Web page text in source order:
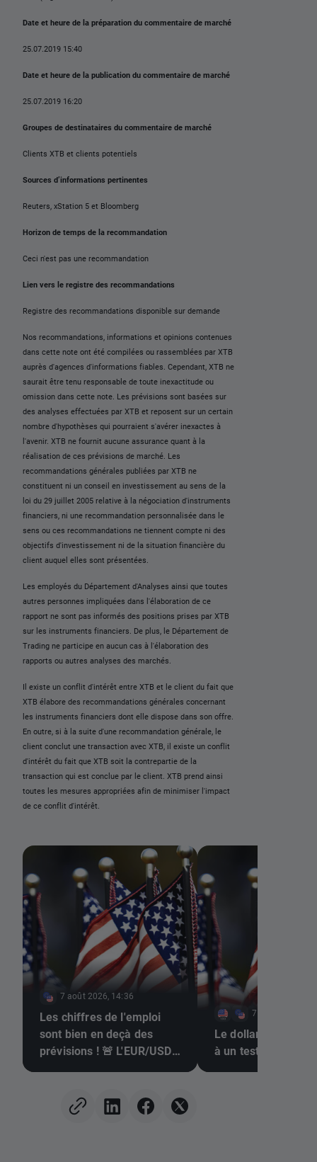
Date et heure de la préparation du commentaire de marché
25.07.2019 15:40
Date et heure de la publication du commentaire de marché
25.07.2019 16:20
Groupes de destinataires du commentaire de marché
Clients XTB et clients potentiels
Sources d’informations pertinentes
Reuters, xStation 5 et Bloomberg
Horizon de temps de la recommandation
Ceci n'est pas une recommandation
Lien vers le registre des recommandations
Registre des recommandations disponible sur demande
Nos recommandations, informations et opinions contenues
dans cette note ont été compilées ou rassemblées par XTB
auprès d'agences d'informations fiables. Cependant, XTB ne
saurait être tenu responsable de toute inexactitude ou
omission dans cette note. Les prévisions sont basées sur
des analyses effectuées par XTB et reposent sur un certain
nombre d'hypothèses qui pourraient s'avérer inexactes à
l'avenir. XTB ne fournit aucune assurance quant à la
réalisation de ces prévisions de marché. Les
recommandations générales publiées par XTB ne
constituent ni un conseil en investissement au sens de la
loi du 29 juillet 2005 relative à la négociation d'instruments
financiers, ni une recommandation personnalisée dans le
sens ou ces recommandations ne tiennent compte ni des
objectifs d'investissement ni de la situation financière du
client auquel elles sont présentées.
Les employés du Département d'Analyses ainsi que toutes
autres personnes impliquées dans l'élaboration de ce
rapport ne sont pas informés des positions prises par XTB
sur les instruments financiers. De plus, le Département de
Trading ne participe en aucun cas à l'élaboration des
rapports ou autres analyses des marchés.
Il existe un conflit d'intérêt entre XTB et le client du fait que
XTB élabore des recommandations générales concernant
les instruments financiers dont elle dispose dans son offre.
En outre, si à la suite d'une recommandation générale, le
client conclut une transaction avec XTB, il existe un conflit
d'intérêt du fait que XTB soit la contrepartie de la
transaction qui est conclue par le client. XTB prend ainsi
toutes les mesures appropriées afin de minimiser l'impact
de ce conflit d'intérêt.
7 août 2026, 14:36
Les chiffres de l'emploi
sont bien en deçà des
prévisions ! 🚨 L'EUR/USD
7 août 2026,
Le dollar et le
à un test décisif